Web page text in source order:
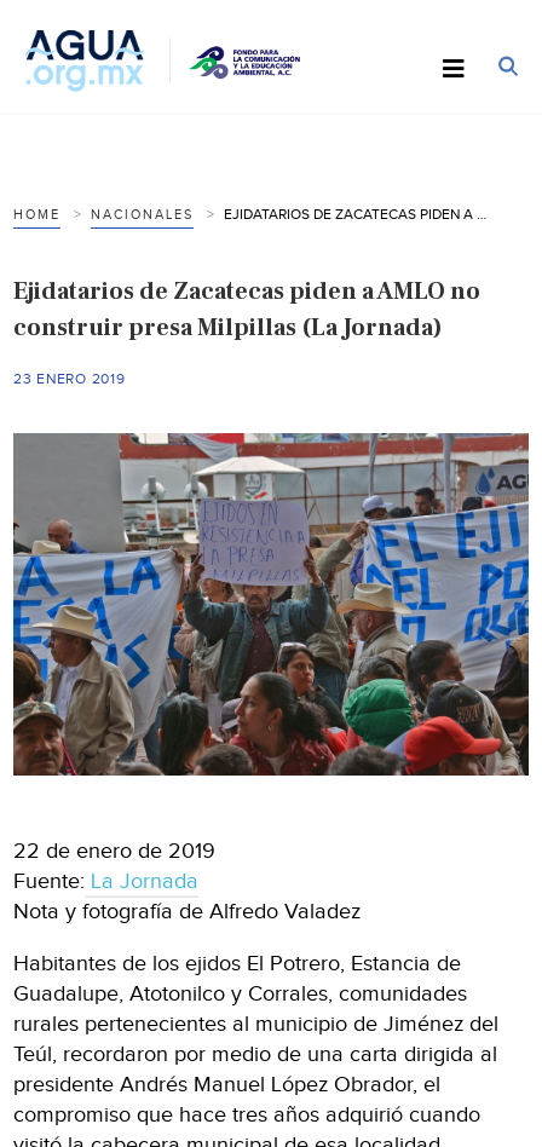
HOME NACIONALES
Ejidatarios de Zacatecas piden a AMLO no
construir presa Milpillas (La Jornada)
23 ENERO 2019
22 de enero de 2019
Fuente: La Jornada
Nota y fotografía de Alfredo Valadez
Habitantes de los ejidos El Potrero, Estancia de
Guadalupe, Atotonilco y Corrales, comunidades
rurales pertenecientes al municipio de Jiménez del
Teúl, recordaron por medio de una carta dirigida al
presidente Andrés Manuel López Obrador, el
compromiso que hace tres años adquirió cuando